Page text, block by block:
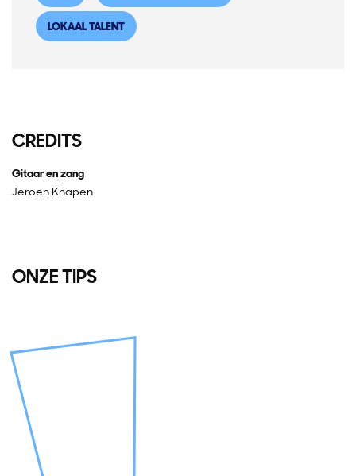
LOKAAL TALENT
CREDITS
Gitaar en zang
Jeroen Knapen
ONZE TIPS